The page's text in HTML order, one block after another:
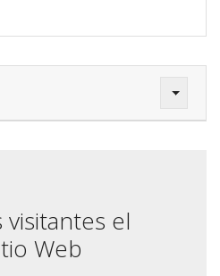
el
Web